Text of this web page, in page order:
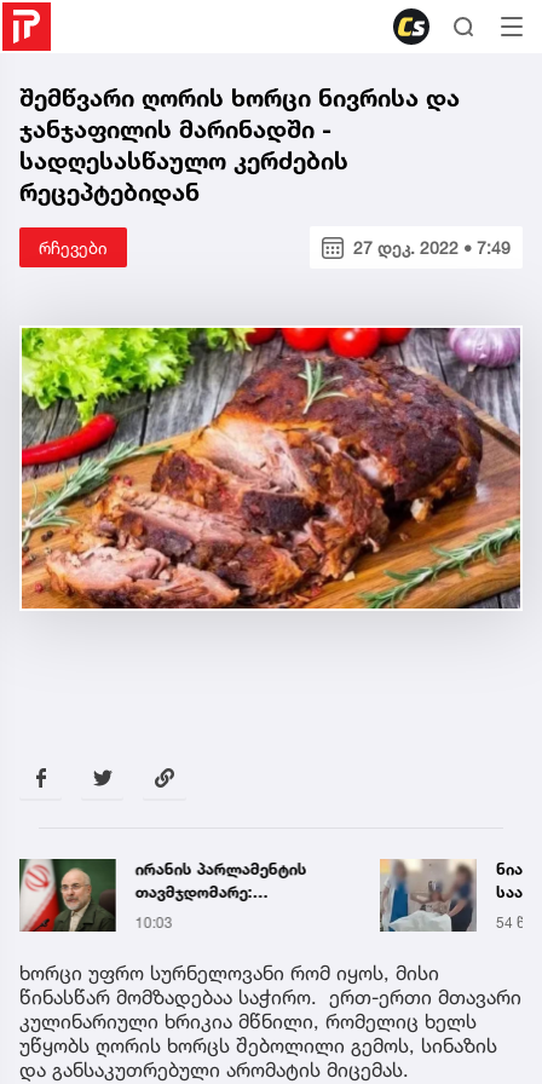
შემწვარი ღორის ხორცი ნივრისა და
ჯანჯაფილის მარინადში -
სადღესასწაულო კერძების
რეცეპტებიდან
რჩევები 27 დეკ. 2022 • 7:49
ირანის პარლამენტის
თავმჯდომარე:
მასშტაბური შეტევა
უშავს, მათ
მოლაპარაკება სურთ, ეს
თეატრალური
დიპლომატიაა
10:03
ნია
54
ხორცი უფრო სურნელოვანი რომ იყოს, მისი
წინასწარ მომზადებაა საჭირო. ერთ-ერთი მთავარი
კულინარიული ხრიკია მწნილი, რომელიც ხელს
უწყობს ღორის ხორცს შებოლილი გემოს, სინაზის
და განსაკუთრებული არომატის მიცემას.